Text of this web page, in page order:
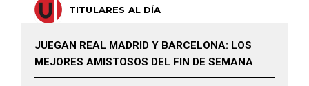
TITULARES AL DÍA
JUEGAN REAL MADRID Y BARCELONA: LOS
MEJORES AMISTOSOS DEL FIN DE SEMANA